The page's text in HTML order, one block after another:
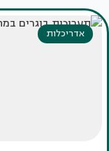
אדריכלות